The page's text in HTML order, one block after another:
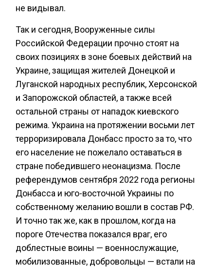
не видывал.
Так и сегодня, Вооруженные силы
Российской Федерации прочно стоят на
своих позициях в зоне боевых действий на
Украине, защищая жителей Донецкой и
Луганской народных республик, Херсонской
и Запорожской областей, а также всей
остальной страны от нападок киевского
режима. Украина на протяжении восьми лет
терроризировала Донбасс просто за то, что
его население не пожелало оставаться в
стране победившего неонацизма. После
референдумов сентября 2022 года регионы
Донбасса и юго-восточной Украины по
собственному желанию вошли в состав РФ.
И точно так же, как в прошлом, когда на
пороге Отечества показался враг, его
доблестные воины — военнослужащие,
мобилизованные, добровольцы — встали на